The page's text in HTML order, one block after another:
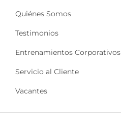
Quiénes Somos
Testimonios
Entrenamientos Corporativos
Servicio al Cliente
Vacantes